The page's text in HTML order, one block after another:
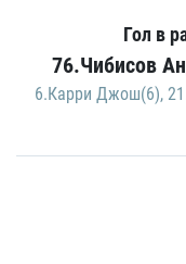
Гол в
76.Чибисов
6.Карри Джош(6),